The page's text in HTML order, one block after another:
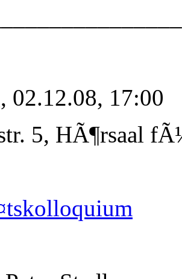
02.12.08, 17:00
5, HÃ¶rsaal